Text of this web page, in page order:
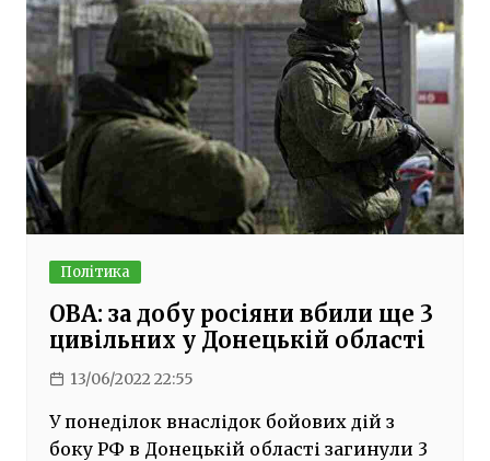
Політика
ОВА: за добу росіяни вбили ще 3
цивільних у Донецькій області
13/06/2022 22:55
У понеділок внаслідок бойових дій з
боку РФ в Донецькій області загинули 3